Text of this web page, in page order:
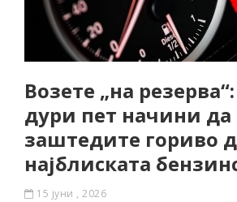
Возете „на
дури пет начини да
заштедите гориво
најблиската
15 јуни , 2026